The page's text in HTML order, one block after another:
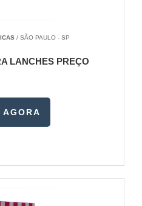
/ SÃO PAULO - SP
LANCHES PREÇO
AGORA